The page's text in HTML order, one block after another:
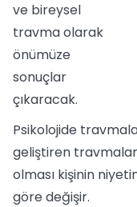
ve bireysel
travma olarak
önümüze
sonuçlar
çıkaracak.
Psikolojide
geliştiren
olması kişinin
göre değişir.